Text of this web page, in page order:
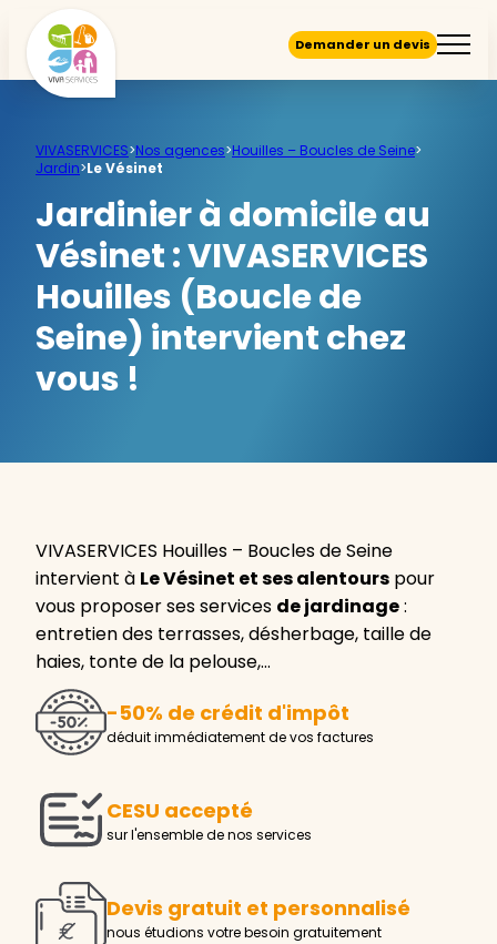
Demander un devis
VIVASERVICES>Nos agences>Houilles – Boucles de Seine>
Jardin>Le Vésinet
Jardinier à domicile au
Vésinet :VIVASERVICES
Houilles (Boucle de
Seine) intervient chez
vous !
VIVASERVICES Houilles – Boucles de Seine
intervient à Le Vésinet et ses alentours pour
vous proposer ses services de jardinage:
entretien des terrasses, désherbage, taille de
haies, tonte de la pelouse,…
-50% de crédit d'impôt
déduit immédiatement de vos factures
CESU accepté
sur l'ensemble de nos services
Devis gratuit et personnalisé
nous étudions votre besoin gratuitement